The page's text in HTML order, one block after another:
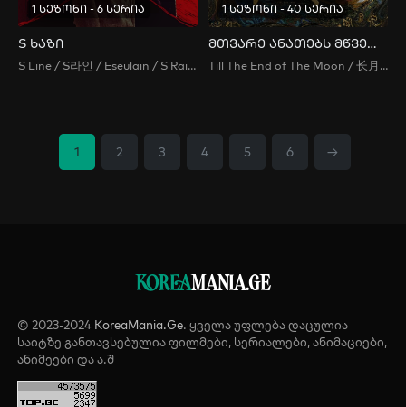
1 სეზონი - 6 სერია
S ხაზი
S Line / S라인 / Eseulain / S Rain / S라인 / 에스라인
1 სეზონი - 40 სერია
მთვარე ანათებს მწვერვალებს
Till The End of The Moon / 长月烬明, 月照千峰为一人 , 黑月光拿稳BE剧本 , 长月无烬 , 長月燼明
1 2 3 4 5 6 →
KOREAMANIA.GE
© 2023-2024 KoreaMania.Ge. ყველა უფლება დაცულია
საიტზე განთავსებულია ფილმები, სერიალები, ანიმაციები,
ანიმეები და ა.შ